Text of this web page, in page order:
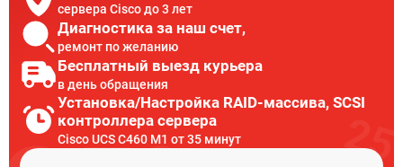
сервера Cisco до 3 лет
Диагностика за наш счет,
ремонт по желанию
Бесплатный выезд курьера
в день обращения
Установка/Настройка RAID-массива, SCSI
контроллера сервера
Cisco UCS C460 M1 от 35 минут